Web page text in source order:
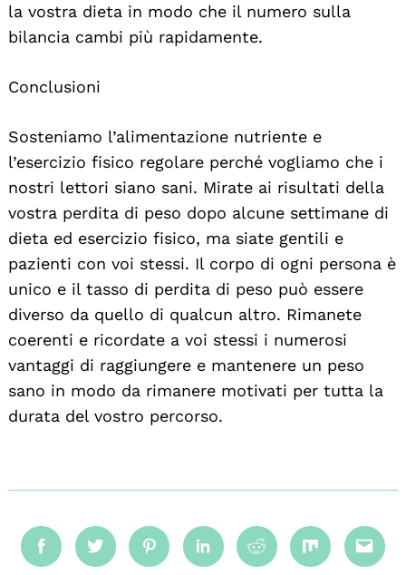
la vostra dieta in modo che il numero sulla
bilancia cambi più rapidamente.
Conclusioni
Sosteniamo l’alimentazione nutriente e
l’esercizio fisico regolare perché vogliamo che i
nostri lettori siano sani. Mirate ai risultati della
vostra perdita di peso dopo alcune settimane di
dieta ed esercizio fisico, ma siate gentili e
pazienti con voi stessi. Il corpo di ogni persona è
unico e il tasso di perdita di peso può essere
diverso da quello di qualcun altro. Rimanete
coerenti e ricordate a voi stessi i numerosi
vantaggi di raggiungere e mantenere un peso
sano in modo da rimanere motivati per tutta la
durata del vostro percorso.
FacebookTwitterPinterestLinkedinRedditMix